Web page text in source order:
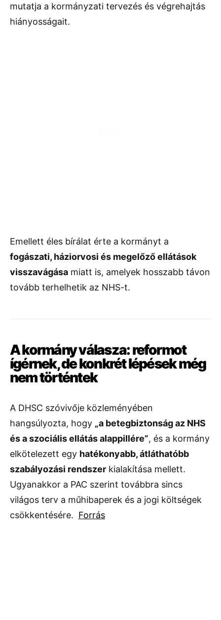
mutatja a kormányzati tervezés és végrehajtás
hiányosságait.
Emellett éles bírálat érte a kormányt a
fogászati, háziorvosi és megelőzőellátások
visszavágása miatt is, amelyek hosszabb távon
tovább terhelhetik az NHS-t.
Akormányválasza:reformot
ígérnek,dekonkrétlépésekmég
nemtörténtek
A DHSC szóvivője közleményében
hangsúlyozta, hogy „a betegbiztonságaz NHS
ésaszociálisellátásalappillére”, és a kormány
elkötelezett egy hatékonyabb,átláthatóbb
szabályozási rendszer kialakítása mellett.
Ugyanakkor a PAC szerint továbbra sincs
világos terv a műhibaperek és a jogi költségek
csökkentésére. Forrás